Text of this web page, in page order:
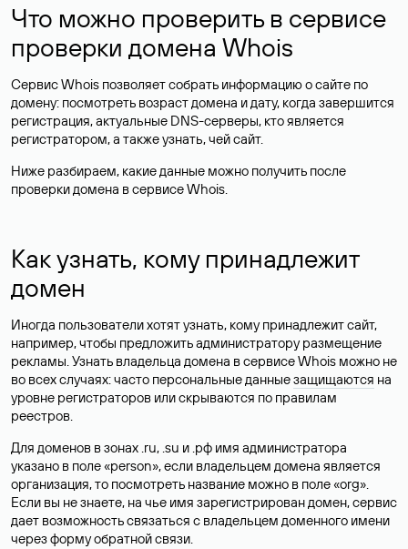
Что можно проверить в сервисе
проверки домена Whois
Сервис Whois позволяет собрать информацию о сайте по
домену: посмотреть возраст домена и дату, когда завершится
регистрация, актуальные DNS-серверы, кто является
регистратором, а также узнать, чей сайт.
Ниже разбираем, какие данные можно получить после
проверки домена в сервисе Whois.
Как узнать, кому принадлежит
домен
Иногда пользователи хотят узнать, кому принадлежит сайт,
например, чтобы предложить администратору размещение
рекламы. Узнать владельца домена в сервисе Whois можно не
во всех случаях: часто персональные данныезащищаются на
уровне регистраторов или скрываются по правилам
реестров.
Для доменов в зонах .ru, .su и .рф имя администратора
указано в поле «person», если владельцем домена является
организация, то посмотреть название можно в поле «org».
Если вы не знаете, на чье имя зарегистрирован домен, сервис
дает возможность связаться с владельцем доменного имени
через форму обратной связи.